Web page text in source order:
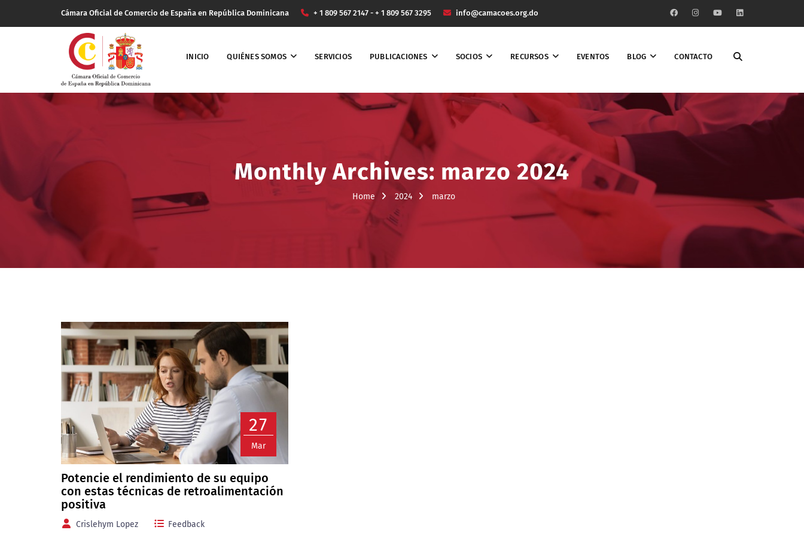
Cámara Oficial de Comercio de España en República Dominicana + 1 809 567 2147 - + 1 809 567 3295 info@camacoes.org.do
INICIO QUIÉNES SOMOS SERVICIOS PUBLICACIONES SOCIOS RECURSOS EVENTOS BLOG CONTACTO
Monthly Archives: marzo 2024
Home 2024 marzo
27
Mar
Potencie el rendimiento de su equipo
con estas técnicas de retroalimentación
positiva
Crislehym Lopez Feedback